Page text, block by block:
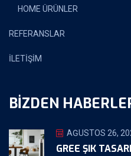
HOME ÜRÜNLER
REFERANSLAR
İLETİŞİM
BIZDEN
AĞUSTOS 26,
GREE ŞIK